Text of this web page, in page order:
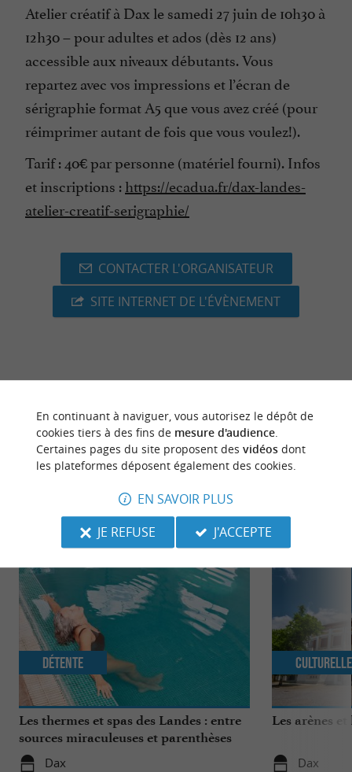
Atelier créatif à Dax le samedi 27 juin de 10h30 à
12h30 – pour adultes et ados (dès 12 ans)
accessible aux niveaux débutants. Vous
repartez avec vos impressions et l’écran de
sérigraphie format A5 que vous avez créé (pour
réimprimer autant de fois que vous voulez!).
Tarif : 40€ par personne (matériel fourni). Infos
et inscriptions :https://ecadua.fr/dax-landes-
atelier-creatif-serigraphie/
CONTACTER L'ORGANISATEUR
SITE INTERNET DE L'ÉVÈNEMENT
dernière mise à jour :
Source :Evènement proposé par un internaute
NOUS AVONS TESTÉPOUR VOUS
Les thermes et spas des Landes : entre
sources miraculeuses et parenthèses
bien-être
Dax
Détente
Les arènes
Dax
Culturelle
En continuant à naviguer, vous autorisez le dépôt de
cookies tiers à des fins de mesure d'audience.
Certaines pages du site proposent des vidéosdont
les plateformes déposent également des cookies.
EN SAVOIR PLUS
JE REFUSE
J'ACCEPTE